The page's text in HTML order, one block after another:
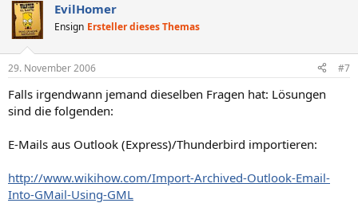
EvilHomer
Ensign Ersteller dieses Themas
29. November 2006 #7
Falls irgendwann jemand dieselben Fragen hat: Lösungen
sind die folgenden:
E-Mails aus Outlook (Express)/Thunderbird importieren:
http://www.wikihow.com/Import-Archived-Outlook-Email-
Into-GMail-Using-GML